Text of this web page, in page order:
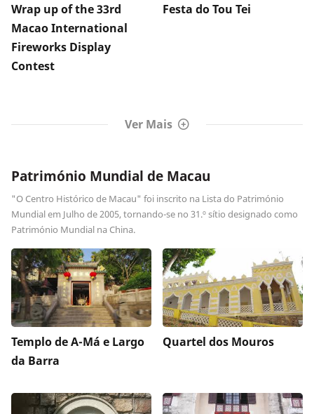
Wrap up of the 33rd
Macao International
Fireworks Display
Contest
Festa do Tou Tei
Ver Mais
Património Mundial de Macau
"O Centro Histórico de Macau" foi inscrito na Lista do Património
Mundial em Julho de 2005, tornando-se no 31.º sítio designado como
Património Mundial na China.
Templo de A-Má e Largo
da Barra
Quartel dos Mouros